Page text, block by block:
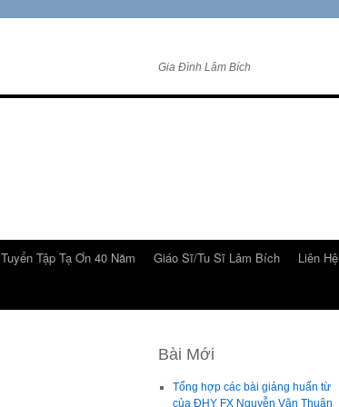
Gia Đình Lâm Bích
Tuyển Tập Tạ Ơn 40 Năm Giáo Sĩ/Tu Sĩ Lâm Bích
Liên Hệ
Bài Mới
Tổng hợp các bài giảng huấn từ
của ĐHY FX Nguyễn Văn Thuận